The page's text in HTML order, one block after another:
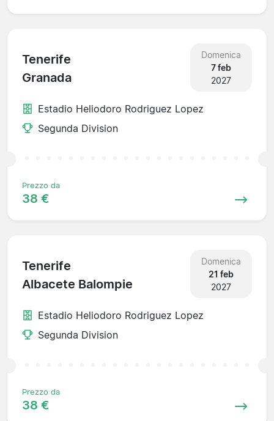
Tenerife
Granada
Domenica
7 feb
2027
Estadio Heliodoro Rodriguez Lopez
Segunda Division
Prezzo da
38 €
Tenerife
Albacete Balompie
Domenica
21 feb
2027
Estadio Heliodoro Rodriguez Lopez
Segunda Division
Prezzo da
38 €